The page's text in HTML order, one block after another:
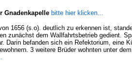
Gnadenkapelle bitte hier klicken...
1656 (s.o). deutlich zu erkennen ist,
zunächst dem Wallfahrtsbetrieb gedient.
Darin befanden sich ein Refektorium,
3 weitere Brüder wohnten unter